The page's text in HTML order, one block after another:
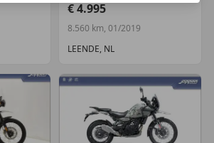
kunt u vinden op onze website
ook extra informatie omtrent
en bijbehorende kosten.
€ 4.995
8.560 km, 01/2019
LEENDE, NL